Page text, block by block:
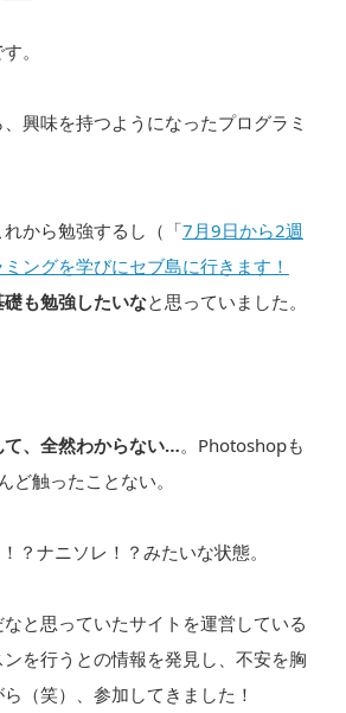
。
興味を持つようになったプログラミ
から勉強するし（「7月9日から2週
ングを学びにセブ島に行きます！
も勉強したいなと思っていました。
、全然わからない…。Photoshopも
触ったことない。
？ナニソレ！？みたいな状態。
と思っていたサイトを運営している
を行うとの情報を発見し、不安を胸
（笑）、参加してきました！